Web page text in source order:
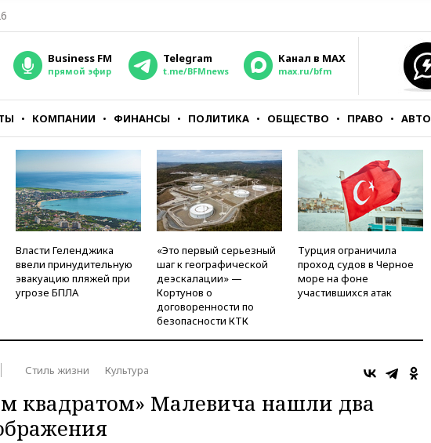
Business FM
прямой эфир
Telegram
t.me/BFMnews
Канал в MAX
max.ru/bfm
КОМПАНИИ ФИНАНСЫ ПОЛИТИКА ОБЩЕСТВО ПРАВО АВТО
Власти Геленджика
ввели принудительную
эвакуацию пляжей при
угрозе БПЛА
«Это первый серьезный
шаг к географической
деэскалации» —
Кортунов о
договоренности по
безопасности КТК
Турция ограничила
проход судов в Черное
море на фоне
участившихся атак
Стиль жизни Культура
квадратом» Малевича нашли два